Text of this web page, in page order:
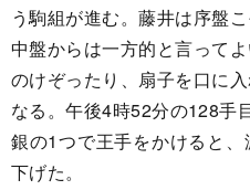
う駒組が進む。藤井は序盤
中盤からは一方的と言って
のけぞったり、扇子を口に
なる。午後4時52分の128手
銀の1つで王手をかけると
下げた。